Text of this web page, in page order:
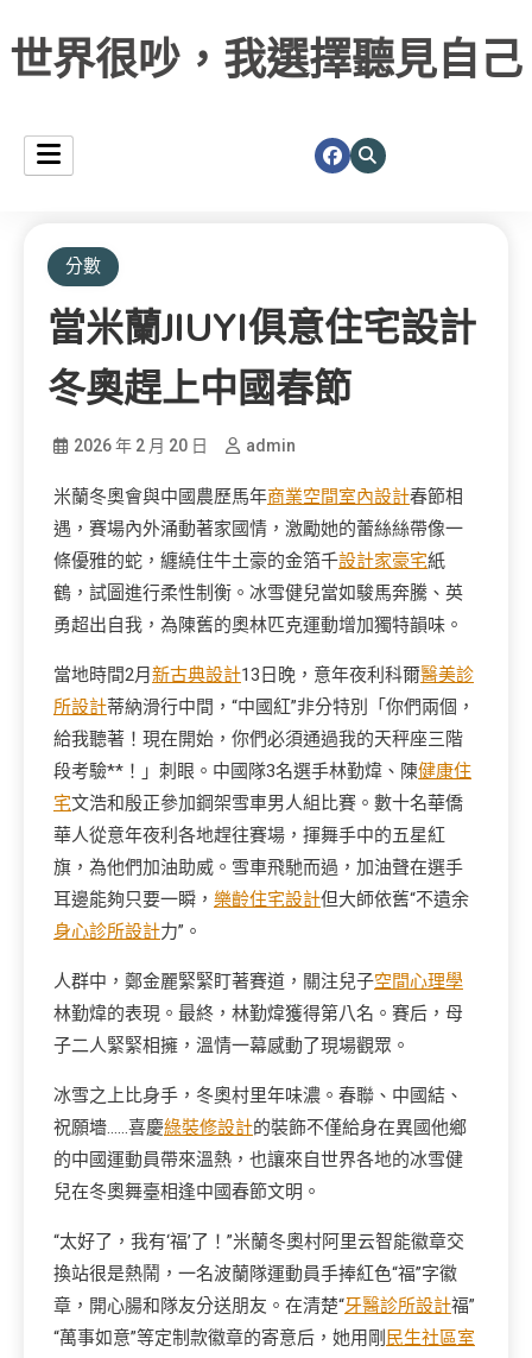
世界很吵，我選擇聽見自己
分數
當米蘭JIUYI俱意住宅設計
冬奧趕上中國春節
2026 年 2 月 20 日 admin
米蘭冬奧會與中國農歷馬年商業空間室內設計春節相
遇，賽場內外涌動著家國情，激勵她的蕾絲絲帶像一
條優雅的蛇，纏繞住牛土豪的金箔千設計家豪宅紙
鶴，試圖進行柔性制衡。冰雪健兒當如駿馬奔騰、英
勇超出自我，為陳舊的奧林匹克運動增加獨特韻味。
當地時間2月新古典設計13日晚，意年夜利科爾醫美診
所設計蒂納滑行中間，“中國紅”非分特別「你們兩個，
給我聽著！現在開始，你們必須通過我的天秤座三階
段考驗**！」刺眼。中國隊3名選手林勤煒、陳健康住
宅文浩和殷正參加鋼架雪車男人組比賽。數十名華僑
華人從意年夜利各地趕往賽場，揮舞手中的五星紅
旗，為他們加油助威。雪車飛馳而過，加油聲在選手
耳邊能夠只要一瞬， 樂齡住宅設計但大師依舊“不遺余
身心診所設計力”。
人群中，鄭金麗緊緊盯著賽道，關注兒子空間心理學
林勤煒的表現。最終，林勤煒獲得第八名。賽后，母
子二人緊緊相擁，溫情一幕感動了現場觀眾。
冰雪之上比身手，冬奧村里年味濃。春聯、中國結、
祝願墻……喜慶綠裝修設計的裝飾不僅給身在異國他鄉
的中國運動員帶來溫熱，也讓來自世界各地的冰雪健
兒在冬奧舞臺相逢中國春節文明。
“太好了，我有‘福’了！”米蘭冬奧村阿里云智能徽章交
換站很是熱鬧，一名波蘭隊運動員手捧紅色“福”字徽
章，開心腸和隊友分送朋友。在清楚“牙醫診所設計福”
“萬事如意”等定制款徽章的寄意后，她用剛 民生社區室